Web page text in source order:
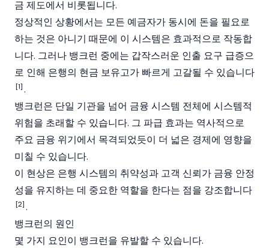
금 제도에서 비롯됩니다.
정상적인 상황에서는 모든 예금자가 동시에 돈을 필요로
하는 것은 아니기 때문에 이 시스템은 효과적으로 작동합
니다. 그러나 뱅크런 중에는 갑작스러운 인출 요구 급증으
로 인해 은행의 현금 보유고가 빠르게 고갈될 수 있습니다
[1].
뱅크런은 단일 기관을 넘어 금융 시스템 전체에 시스템적
위험을 초래할 수 있습니다. 그 파급 효과는 역사적으로
주요 금융 위기에서 목격되었듯이 더 넓은 경제에 영향을
미칠 수 있습니다.
이 현상은 은행 시스템의 취약성과 고객 신뢰가 금융 안정
성을 유지하는 데 중요한 역할을 한다는 점을 강조합니다
[2].
뱅크런의 원인
몇 가지 요인이 뱅크런을 유발할 수 있습니다.